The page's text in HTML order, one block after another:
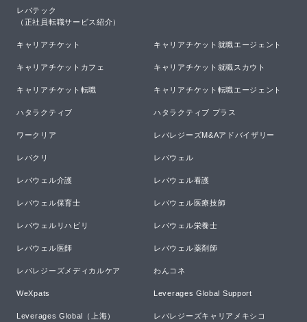
レバテック
（正社員転職サービス紹介）
キャリアチケット キャリアチケット就職エージェント
キャリアチケットカフェ キャリアチケット就職スカウト
キャリアチケット転職 キャリアチケット転職エージェント
ハタラクティブ ハタラクティブ プラス
ワークリア レバレジーズM&Aアドバイザリー
レバクリ レバウェル
レバウェル介護 レバウェル看護
レバウェル保育士 レバウェル医療技師
レバウェルリハビリ レバウェル栄養士
レバウェル医師 レバウェル薬剤師
レバレジーズメディカルケア わんコネ
WeXpats Leverages Global Support
Leverages Global（上海） レバレジーズキャリアメキシコ